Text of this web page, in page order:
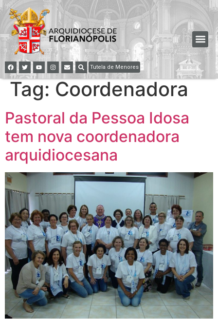
Tutela de Menores
Tag: Coordenadora
Pastoral da Pessoa Idosa
tem nova coordenadora
arquidiocesana